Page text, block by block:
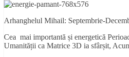
Arhanghelul Mihail: Septembrie-
Cea mai importantă și energetică
Umanității ca Matrice 3D ia sfârșit,